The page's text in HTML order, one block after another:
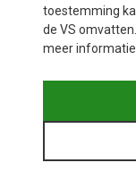
toestemming
de VS
meer informatie.